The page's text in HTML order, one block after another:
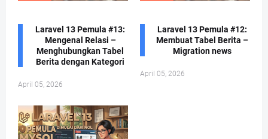
Laravel 13 Pemula #13:
Mengenal Relasi –
Menghubungkan Tabel
Berita dengan Kategori
April 05, 2026
Laravel 13 Pemula #12:
Membuat Tabel Berita –
Migration news
April 05, 2026